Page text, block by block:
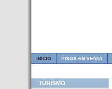
INICIO PISOS EN VENTA
TURISMO